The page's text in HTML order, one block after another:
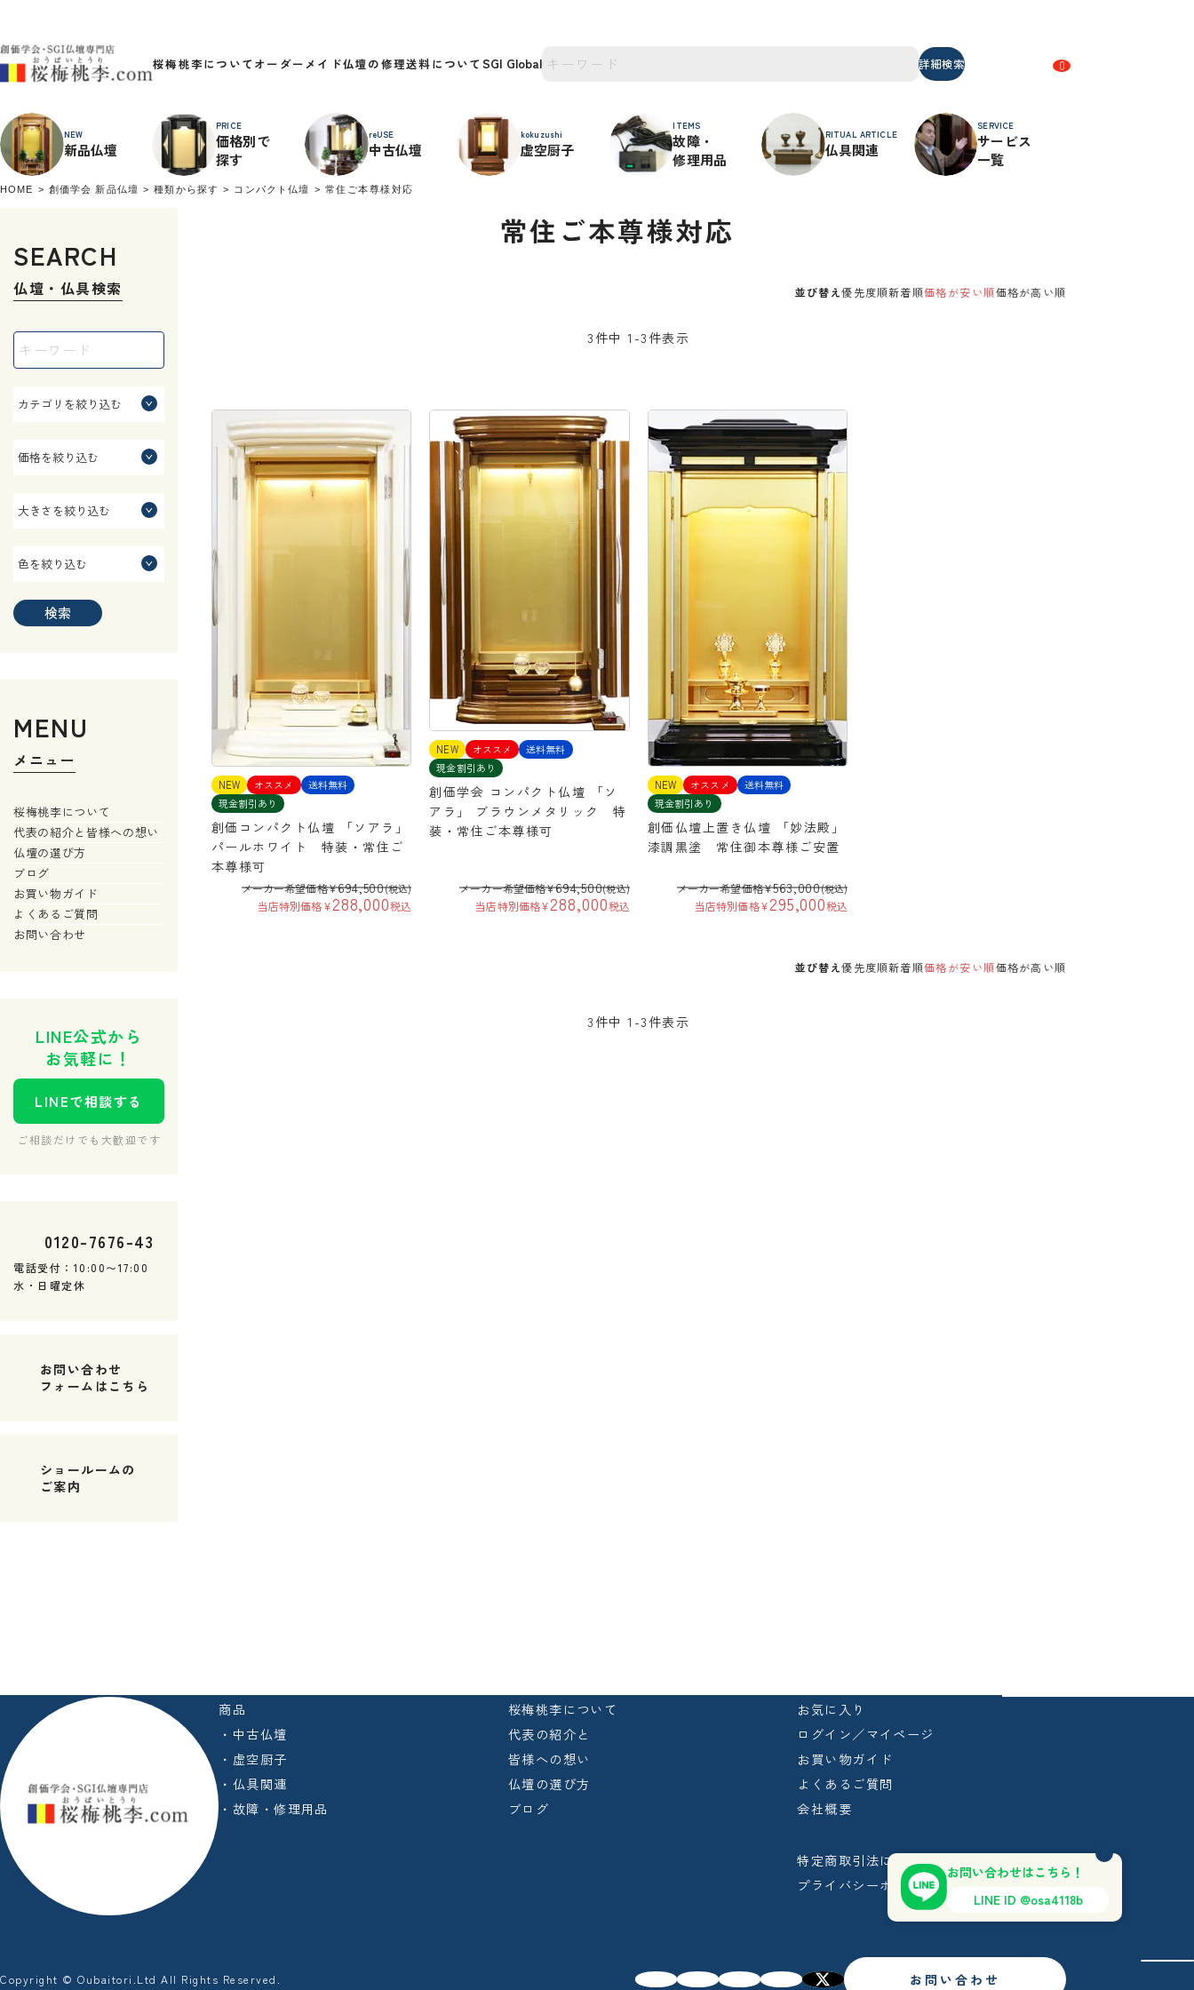
桜梅桃李について オーダーメイド仏壇の修理送料について 詳細検索 0
NEW
新品仏壇
PRICE
価格別で
探す
reUSE
中古仏壇
kokuzushi
虚空厨子
ITEMS
故障・
修理用品
RITUAL ARTICLE
仏具関連
SERVICE
サービス
一覧
HOME 創価学会 新品仏壇 種類から探す コンパクト仏壇 常住ご本尊様対応
SEARCH
仏壇・仏具検索
検索
MENU
メニュー
桜梅桃李について
代表の紹介と皆様への想い
仏壇の選び方
ブログ
お買い物ガイド
よくあるご質問
お問い合わせ
LINE公式から
お気軽に！
LINEで相談する
ご相談だけでも大歓迎です
0120-7676-43
電話受付：10:00〜17:00
水・日曜定休
お問い合わせ
フォームはこちら
ショールームの
ご案内
常住ご本尊様対応
並び替え優先度順新着順価格が安い順価格が高い順
3件中 1 -3件表示
NEW オススメ
送料無料
現金割引あり
創価コンパクト仏壇 「ソアラ」
パールホワイト 特装・常住ご
本尊様可
メーカー希望価格¥694,500(税込)
当店特別価格¥288,000税込
NEW オススメ
送料無料
現金割引あり
創価学会 コンパクト仏壇 「ソ
アラ」 ブラウンメタリック 特
装・常住ご本尊様可
メーカー希望価格¥694,500(税込)
当店特別価格¥288,000税込
NEW オススメ
送料無料
現金割引あり
創価仏壇上置き仏壇 「妙法殿」
漆調黒塗 常住御本尊様ご安置
メーカー希望価格¥563,000(税込)
当店特別価格¥295,000税込
並び替え優先度順新着順価格が安い順価格が高い順
3件中 1 -3件表示
お問い合わせはこちら！
LINE ID @osa4118b
商品
・中古仏壇
・虚空厨子
・仏具関連
・故障・修理用品
桜梅桃李について
代表の紹介と
皆様への想い
仏壇の選び方
ブログ
お気に入り
ログイン／マイページ
お買い物ガイド
よくあるご質問
会社概要
特定商取引法に基づく表記
プライバシーポリシー
Copyright © Oubaitori.Ltd All Rights Reserved. お問い合わせ